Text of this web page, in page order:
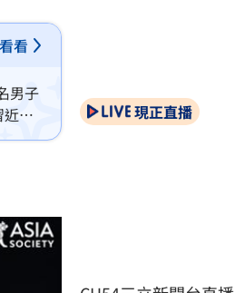
看
男子
平
就直
現正直播